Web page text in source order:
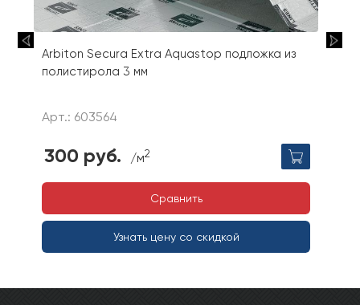
Arbiton Secura Extra Aquastop подложка из
полистирола 3 мм
Арт.: 603564
300 руб. /м2
Сравнить
Узнать цену со скидкой